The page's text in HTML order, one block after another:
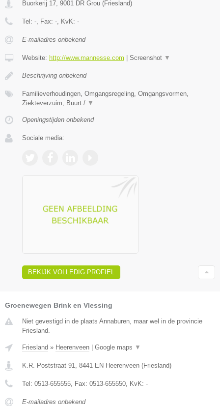
Buorkerij 17 9001 DR Grou (Friesland)
Tel: - , Fax: - , KvK: -
E-mailadres onbekend
Website: http://www.mannesse.com Screenshot ▼
Beschrijving onbekend
Familieverhoudingen, Omgangsregeling, Omgangsvormen,
Ziekteverzuim, Buurt / ▼
Openingstijden onbekend
Sociale media:
BEKIJK VOLLEDIG PROFIEL
Groenewegen Brink en Vlessing
Niet gevestigd in de plaats Annaburen, maar wel in de provincie
Friesland.
Friesland » Heerenveen | Google maps ▼
K.R. Poststraat 91 8441 EN Heerenveen (Friesland)
Tel: 0513-655555 , Fax: 0513-655550 , KvK: -
E-mailadres onbekend